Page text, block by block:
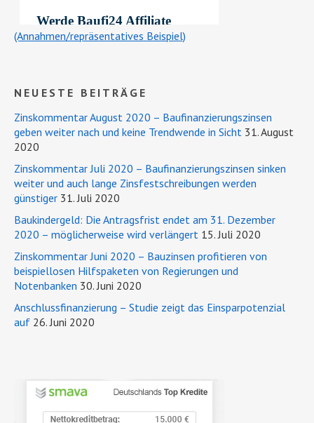
(Annahmen/repräsentatives Beispiel)
NEUESTE BEITRÄGE
Zinskommentar August 2020 – Baufinanzierungszinsen
geben weiter nach und keine Trendwende in Sicht 31. August
2020
Zinskommentar Juli 2020 – Baufinanzierungszinsen sinken
weiter und auch lange Zinsfestschreibungen werden
günstiger 31. Juli 2020
Baukindergeld: Die Antragsfrist endet am 31. Dezember
2020 – möglicherweise wird verlängert 15. Juli 2020
Zinskommentar Juni 2020 – Bauzinsen profitieren von
beispiellosen Hilfspaketen von Regierungen und
Notenbanken 30. Juni 2020
Anschlussfinanzierung – Studie zeigt das Einsparpotenzial
auf 26. Juni 2020